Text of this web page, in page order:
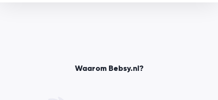
Waarom Bebsy.nl?